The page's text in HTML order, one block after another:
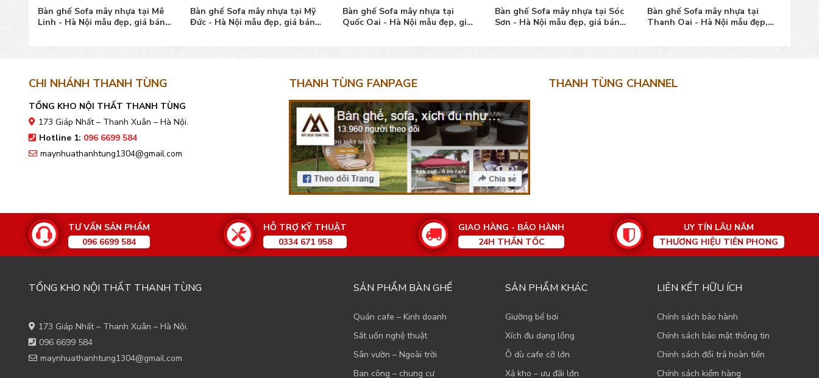
Bàn ghế Sofa mây nhựa tại Mê
Linh - Hà Nội mẫu đẹp, giá bán
Bàn ghế Sofa mây nhựa tại Mỹ
Đức - Hà Nội mẫu đẹp, giá bán
Bàn ghế Sofa mây nhựa tại
Quốc Oai - Hà Nội mẫu đẹp, giá
Bàn ghế Sofa mây nhựa tại Sóc
Sơn - Hà Nội mẫu đẹp, giá bán
Bàn ghế Sofa mây nhựa tại
Thanh Oai - Hà Nội mẫu đẹp,
CHI NHÁNH THANH TÙNG
TỔNG KHO NỘI THẤT THANH TÙNG
173 Giáp Nhất – Thanh Xuân – Hà Nội.
Hotline 1: 096 6699 584
maynhuathanhtung1304@gmail.com
THANH TÙNG FANPAGE THANH TÙNG CHANNEL
TƯ VẤN SẢN PHẨM
096 6699 584
HỖ TRỢ KỸ THUẬT
0334 671 958
GIAO HÀNG - BẢO HÀNH
24H THẦN TỐC
UY TÍN LÂU NĂM
THƯƠNG HIỆU TIÊN PHONG
TỔNG KHO NỘI THẤT THANH TÙNG
173 Giáp Nhất – Thanh Xuân – Hà Nội.
096 6699 584
maynhuathanhtung1304@gmail.com
SẢN PHẨM BÀN GHẾ
Quán cafe – Kinh doanh
Sắt uốn nghệ thuật
Sân vườn – Ngoài trời
Ban công – chung cư
SẢN PHẨM KHÁC
Giường bể bơi
Xích đu dạng lồng
Ô dù cafe cỡ lớn
Xả kho – ưu đãi lớn
LIÊN KẾT HỮU ÍCH
Chính sách bảo hành
Chính sách bảo mật thông tin
Chinh sách đổi trả hoàn tiền
Chính sách kiểm hàng